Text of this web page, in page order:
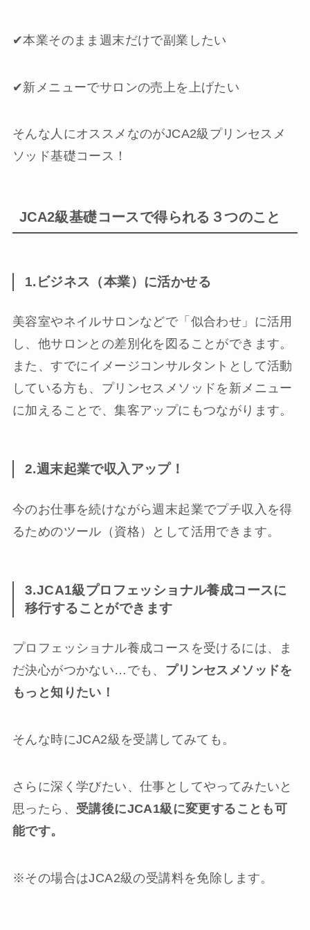
✔︎本業そのまま週末だけで副業したい
✔︎新メニューでサロンの売上を上げたい
そんな人にオススメなのがJCA2級プリンセスメ
ソッド基礎コース！
JCA2級基礎コースで得られる３つのこと
1.ビジネス（本業）に活かせる
美容室やネイルサロンなどで「似合わせ」に活用
し、他サロンとの差別化を図ることができます。
また、すでにイメージコンサルタントとして活動
している方も、プリンセスメソッドを新メニュー
に加えることで、集客アップにもつながります。
2.週末起業で収入アップ！
今のお仕事を続けながら週末起業でプチ収入を得
るためのツール（資格）として活用できます。
3.JCA1級プロフェッショナル養成コースに
移行することができます
プロフェッショナル養成コースを受けるには、ま
だ決心がつかない…でも、 プリンセスメソッドを
もっと知りたい！
そんな時にJCA2級を受講してみても。
さらに深く学びたい、仕事としてやってみたいと
思ったら、 受講後にJCA1級に変更することも可
能です。
※その場合はJCA2級の受講料を免除します。